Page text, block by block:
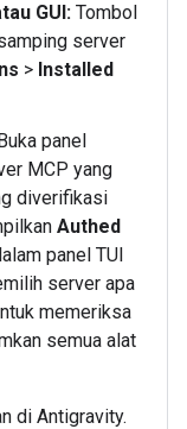
GUI: Tombol
server
> Installed
panel
MCP yang
diverifikasi
Authed
panel TUI
server apa
memeriksa
semua alat
di Antigravity.